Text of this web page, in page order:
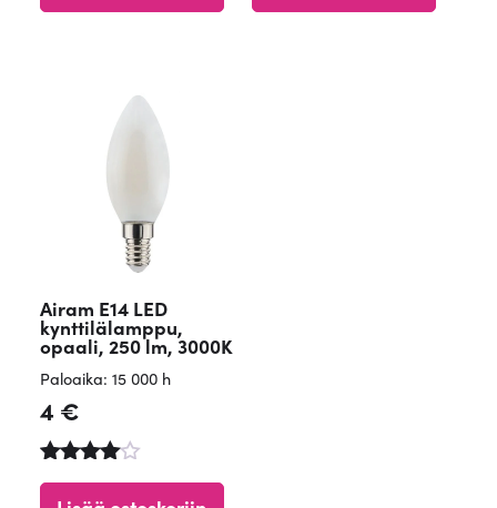
4.48
4.73
Airam E14 LED
kynttilälamppu,
opaali, 250 lm, 3000K
Paloaika: 15 000 h
4 €